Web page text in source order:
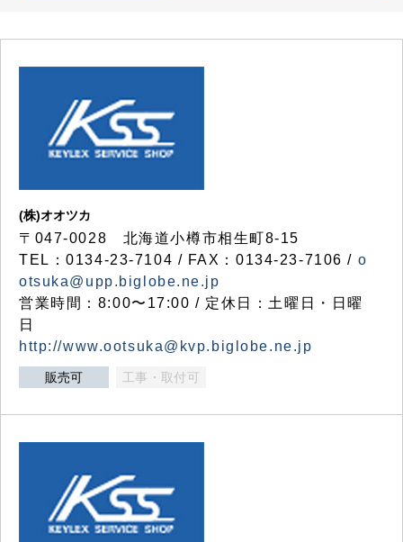
(株)オオツカ
〒047-0028 北海道小樽市相生町8-15
TEL：0134-23-7104 / FAX：0134-23-7106 / o
otsuka@upp.biglobe.ne.jp
営業時間：8:00〜17:00 / 定休日：土曜日・日曜
日
http://www.ootsuka@kvp.biglobe.ne.jp
販売可 工事・取付可